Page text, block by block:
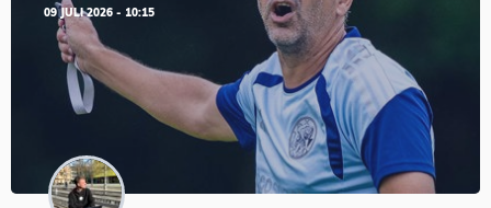
09 JULI 2026 - 10:15